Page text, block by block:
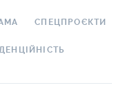
СПЕЦПРОЄКТИ